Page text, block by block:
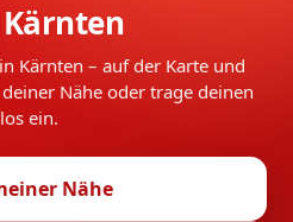
Kärnten – auf der Karte und
Nähe oder trage deinen
ein.
Nähe